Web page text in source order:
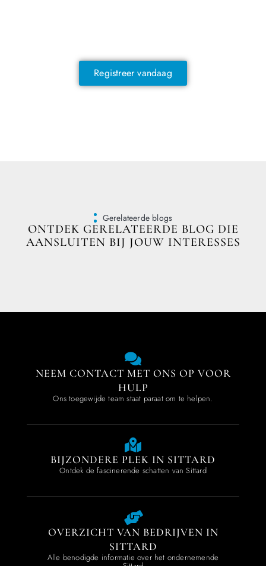
Registreer vandaag
Gerelateerde blogs
ONTDEK GERELATEERDE BLOG DIE
AANSLUITEN BIJ JOUW INTERESSES
NEEM CONTACT MET ONS OP VOOR
HULP
Ons toegewijde team staat paraat om te helpen.
BIJZONDERE PLEK IN SITTARD
Ontdek de fascinerende schatten van Sittard
OVERZICHT VAN BEDRIJVEN IN
SITTARD
Alle benodigde informatie over het ondernemende